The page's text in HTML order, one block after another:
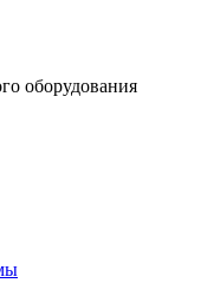
оборудования